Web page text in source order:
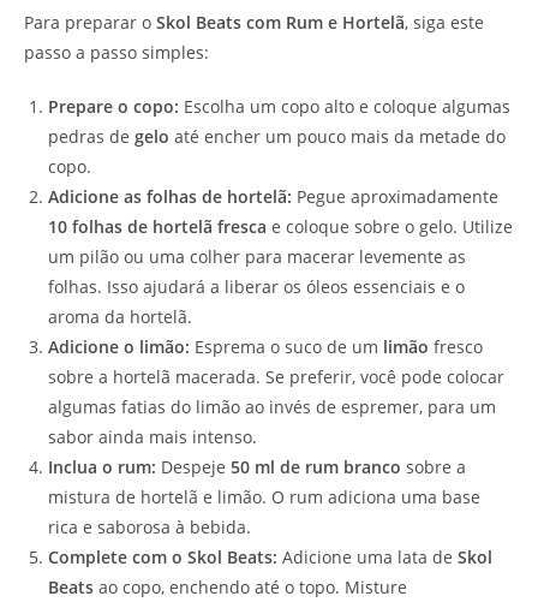
Para preparar o Skol Beats com Rum e Hortelã, siga este
passo a passo simples:
Prepare o copo: Escolha um copo alto e coloque algumas
pedras de gelo até encher um pouco mais da metade do
copo.
Adicione as folhas de hortelã: Pegue aproximadamente
10 folhas de hortelã fresca e coloque sobre o gelo. Utilize
um pilão ou uma colher para macerar levemente as
folhas. Isso ajudará a liberar os óleos essenciais e o
aroma da hortelã.
Adicione o limão: Esprema o suco de um limão fresco
sobre a hortelã macerada. Se preferir, você pode colocar
algumas fatias do limão ao invés de espremer, para um
sabor ainda mais intenso.
Inclua o rum: Despeje 50 ml de rum branco sobre a
mistura de hortelã e limão. O rum adiciona uma base
rica e saborosa à bebida.
Complete com o Skol Beats: Adicione uma lata de Skol
Beats ao copo, enchendo até o topo. Misture